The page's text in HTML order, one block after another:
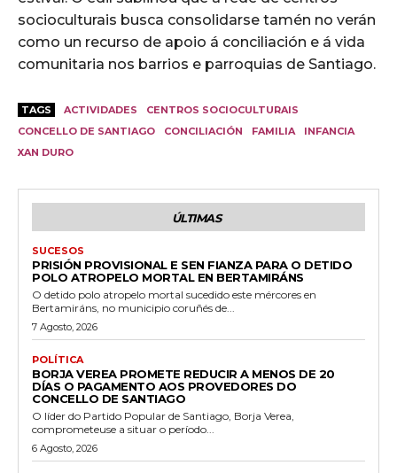
socioculturais busca consolidarse tamén no verán
como un recurso de apoio á conciliación e á vida
comunitaria nos barrios e parroquias de Santiago.
TAGS ACTIVIDADES
CENTROS SOCIOCULTURAIS
CONCELLO DE SANTIAGO
CONCILIACIÓN FAMILIA
INFANCIA
XAN DURO
ÚLTIMAS
SUCESOS
PRISIÓN PROVISIONAL E SEN FIANZA PARA O DETIDO
POLO ATROPELO MORTAL EN BERTAMIRÁNS
O detido polo atropelo mortal sucedido este mércores en
Bertamiráns, no municipio coruñés de...
7 Agosto, 2026
POLÍTICA
BORJA VEREA PROMETE REDUCIR A MENOS DE 20
DÍAS O PAGAMENTO AOS PROVEDORES DO
CONCELLO DE SANTIAGO
O líder do Partido Popular de Santiago, Borja Verea,
comprometeuse a situar o período...
6 Agosto, 2026